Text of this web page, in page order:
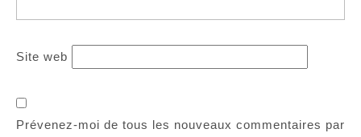
Site web
Prévenez-moi de tous les nouveaux commentaires par